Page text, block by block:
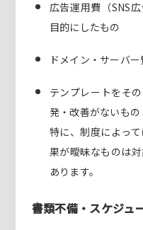
広告運用費（SNS
目的にしたもの
ドメイン・サーバ
テンプレートをそ
発・改善がないもの
特に、制度によっ
果が曖昧なものは
あります。
書類不備・スケジュ